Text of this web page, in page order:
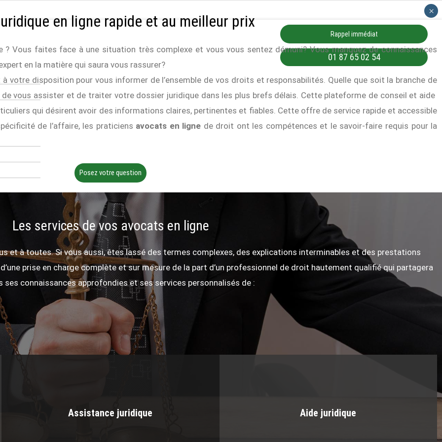
Rappel immédiat
01 87 65 02 54
en ligne rapide et au meilleur prix
Vous faites face à une situation très complexe et vous vous sentez démuni? Vous manquez de connaissances
en la matière qui saura vous rassurer?
votre disposition pour vous informer de l’ensemble de vos droits et responsabilités. Quelle que soit la branche de
de vous assister et de traiter votre dossier juridique dans les plus brefs délais. Cette plateforme de conseil et aide
qui désirent avoir des informations claires, pertinentes et fiables. Cette offre de service rapide et accessible
de l’affaire, les praticiens avocats en ligne de droit ont les compétences et le savoir-faire requis pour la
Posez votre question
Les services de vos avocats en ligne
et à toutes. Si vous aussi, êtes lassé des termes complexes, des explications interminables et des prestations
prise en charge complète et sur mesure de la part d’un professionnel de droit hautement qualifié qui partagera
ses connaissances approfondies et ses services personnalisés de :
Assistance juridique Aide juridique
×